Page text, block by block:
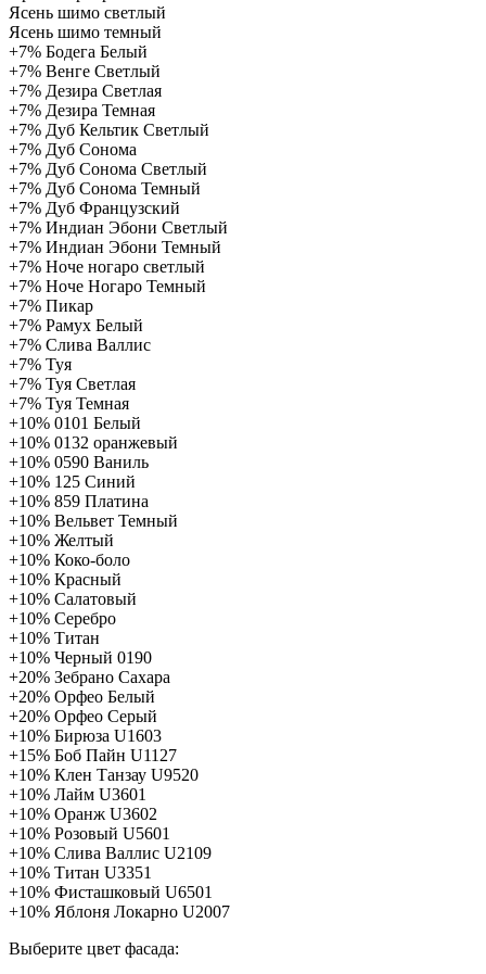
Ясень шимо светлый
Ясень шимо темный
+7% Бодега Белый
+7% Венге Светлый
+7% Дезира Светлая
+7% Дезира Темная
+7% Дуб Кельтик Светлый
+7% Дуб Сонома
+7% Дуб Сонома Светлый
+7% Дуб Сонома Темный
+7% Дуб Французский
+7% Индиан Эбони Светлый
+7% Индиан Эбони Темный
+7% Ноче ногаро светлый
+7% Ноче Ногаро Темный
+7% Пикар
+7% Рамух Белый
+7% Слива Валлис
+7% Туя
+7% Туя Светлая
+7% Туя Темная
+10% 0101 Белый
+10% 0132 оранжевый
+10% 0590 Ваниль
+10% 125 Синий
+10% 859 Платина
+10% Вельвет Темный
+10% Желтый
+10% Коко-боло
+10% Красный
+10% Салатовый
+10% Серебро
+10% Титан
+10% Черный 0190
+20% Зебрано Сахара
+20% Орфео Белый
+20% Орфео Серый
+10% Бирюза U1603
+15% Боб Пайн U1127
+10% Клен Танзау U9520
+10% Лайм U3601
+10% Оранж U3602
+10% Розовый U5601
+10% Слива Валлис U2109
+10% Титан U3351
+10% Фисташковый U6501
+10% Яблоня Локарно U2007
Выберите цвет фасада: